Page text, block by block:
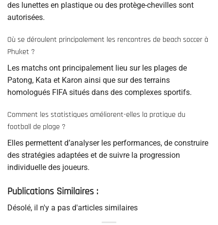
des lunettes en plastique ou des protège-chevilles sont
autorisées.
Où se déroulent principalement les rencontres de beach soccer à
Phuket ?
Les matchs ont principalement lieu sur les plages de
Patong, Kata et Karon ainsi que sur des terrains
homologués FIFA situés dans des complexes sportifs.
Comment les statistiques améliorent-elles la pratique du
football de plage ?
Elles permettent d’analyser les performances, de construire
des stratégies adaptées et de suivre la progression
individuelle des joueurs.
Publications Similaires :
Désolé, il n'y a pas d'articles similaires